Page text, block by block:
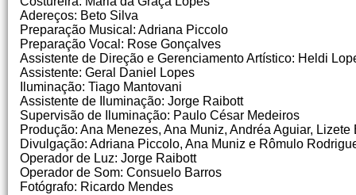
Adereços: Beto Silva
Preparação Musical: Adriana Piccolo
Preparação Vocal: Rose Gonçalves
Assistente de Direção e Gerenciamento Artístico: Heldi
Assistente: Geral Daniel Lopes
Iluminação: Tiago Mantovani
Assistente de Iluminação: Jorge Raibott
Supervisão de Iluminação: Paulo César Medeiros
Produção: Ana Menezes, Ana Muniz, Andréa Aguiar,
Divulgação: Adriana Piccolo, Ana Muniz e Rômulo
Operador de Luz: Jorge Raibott
Operador de Som: Consuelo Barros
Fotógrafo: Ricardo Mendes